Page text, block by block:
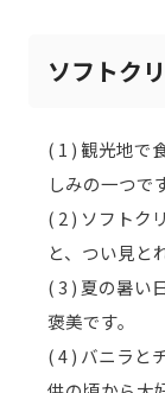
ソフトク
( 1 ) 観光地で
しみの一つで
( 2 ) ソフトク
と、つい見と
( 3 ) 夏の暑い
褒美です。
( 4 ) バニラと